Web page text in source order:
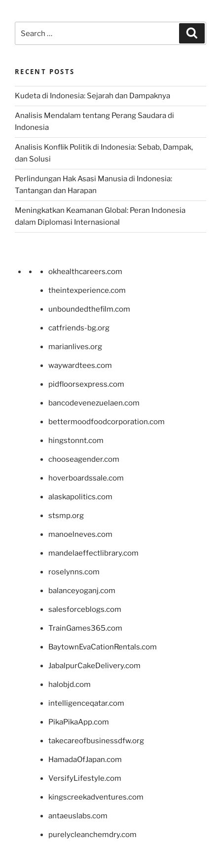
for:
RECENT POSTS
Kudeta di Indonesia: Sejarah dan Dampaknya
Analisis Mendalam tentang Perang Saudara di
Indonesia
Analisis Konflik Politik di Indonesia: Sebab, Dampak,
dan Solusi
Perlindungan Hak Asasi Manusia di Indonesia:
Tantangan dan Harapan
Meningkatkan Keamanan Global: Peran Indonesia
dalam Diplomasi Internasional
okhealthcareers.com
theintexperience.com
unboundedthefilm.com
catfriends-bg.org
marianlives.org
waywardtees.com
pidfloorsexpress.com
bancodevenezuelaen.com
bettermoodfoodcorporation.com
hingstonnt.com
chooseagender.com
hoverboardssale.com
alaskapolitics.com
stsmp.org
manoelneves.com
mandelaeffectlibrary.com
roselynns.com
balanceyoganj.com
salesforceblogs.com
TrainGames365.com
BaytownEvaCationRentals.com
JabalpurCakeDelivery.com
halobjd.com
intelligenceqatar.com
PikaPikaApp.com
takecareofbusinessdfw.org
HamadaOfJapan.com
VersifyLifestyle.com
kingscreekadventures.com
antaeuslabs.com
purelycleanchemdry.com